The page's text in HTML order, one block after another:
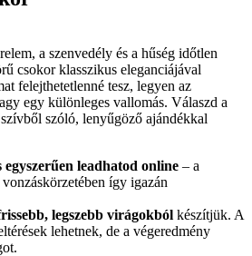
a szenvedély és a hűség időtlen
csokor klasszikus eleganciájával
felejthetetlenné tesz, legyen az
egy különleges vallomás. Válaszd a
szóló, lenyűgöző ajándékkal
egyszerűen leadhatod online – a
így igazán
legszebb virágokból készítjük. A
lehetnek, de a végeredmény